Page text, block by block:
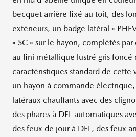
becquet arrière fixé au toit, des
extérieurs, un badge latéral «
« SC » sur le hayon, complétés
au fini métallique lustré gris foncé
caractéristiques standard de cette
un hayon à commande électrique,
latéraux chauffants avec des
des phares à DEL automatiques
des feux de jour à DEL, des feux